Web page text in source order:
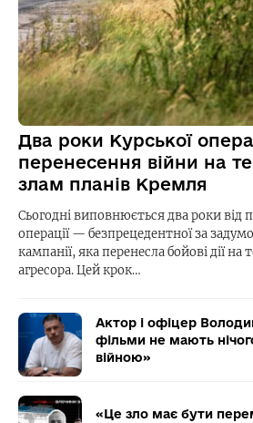
Два роки Курської
перенесення війни на
злам планів Кремля
Сьогодні виповнюється два роки від
операції — безпрецедентної за
кампанії, яка перенесла бойові дії
агресора. Цей крок…
Актор і офіцер
фільми не мають
війною»
«Це зло має бути